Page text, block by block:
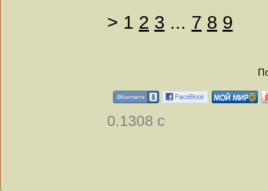
> 1 2 3 ... 7 8 9
0.1308 с